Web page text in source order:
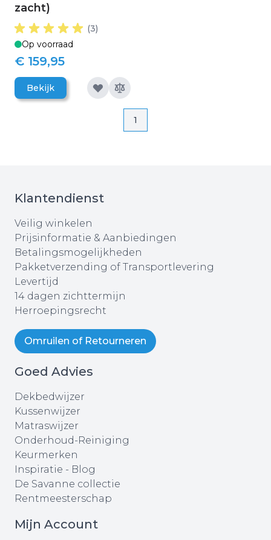
zacht)
(3)
Op voorraad
€ 159,95
Bekijk
Pagina
Pagina
1
Klantendienst
Veilig winkelen
Prijsinformatie & Aanbiedingen
Betalingsmogelijkheden
Pakketverzending of Transportlevering
Levertijd
14 dagen zichttermijn
Herroepingsrecht
Omruilen of Retourneren
Goed Advies
Dekbedwijzer
Kussenwijzer
Matraswijzer
Onderhoud-Reiniging
Keurmerken
Inspiratie - Blog
De Savanne collectie
Rentmeesterschap
Mijn Account